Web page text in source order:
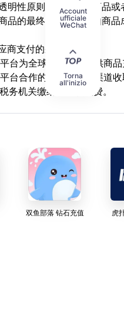
明性原则，依据相关商品
品的最终销售价格均由商
商支付的采购成本；
台为全球华人用户提供商
台合作的第三方支付渠道
务机关缴纳的各项税费。
双鱼部落 钻石充值 虎
Account
ufficiale
WeChat
Torna
all'inizio